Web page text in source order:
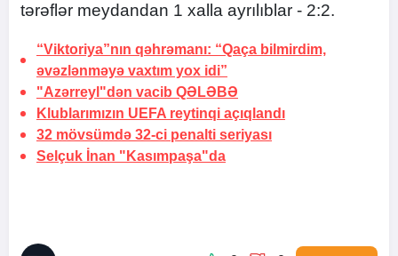
tərəflər meydandan 1 xalla ayrılıblar - 2:2.
“Viktoriya”nın qəhrəmanı: “Qaça bilmirdim,
əvəzlənməyə vaxtım yox idi”
"Azərreyl"dən vacib QƏLƏBƏ
Klublarımızın UEFA reytinqi açıqlandı
32 mövsümdə 32-ci penalti seriyası
Selçuk İnan "Kasımpaşa"da